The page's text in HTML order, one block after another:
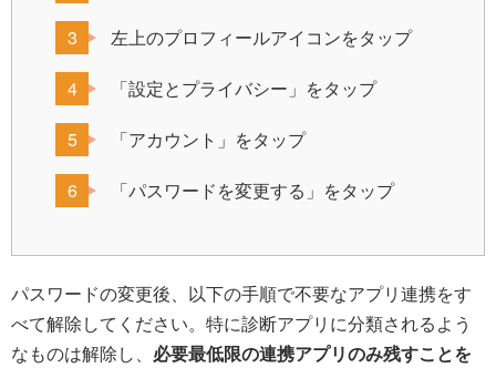
左上のプロフィールアイコンをタップ
「設定とプライバシー」をタップ
「アカウント」をタップ
「パスワードを変更する」をタップ
パスワードの変更後、以下の手順で不要なアプリ連携をす
べて解除してください。特に診断アプリに分類されるよう
なものは解除し、 必要最低限の連携アプリのみ残すことを